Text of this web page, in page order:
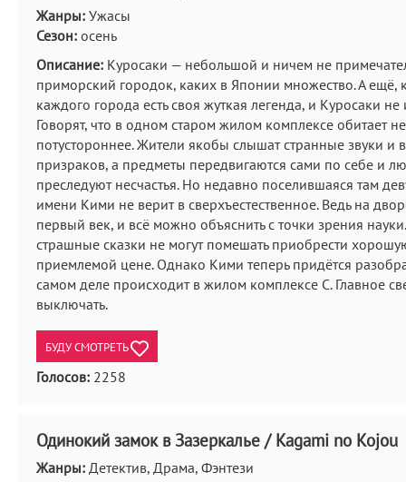
Жанры: Ужасы
Сезон: осень
Описание: Куросаки — небольшой и ничем не
приморский городок, каких в Японии множество. А ещё,
каждого города есть своя жуткая легенда, и Куросаки
Говорят, что в одном старом жилом комплексе обитает
потустороннее. Жители якобы слышат странные звуки и
призраков, а предметы передвигаются сами по себе и
преследуют несчастья. Но недавно поселившаяся там
имени Кими не верит в сверхъестественное. Ведь на
первый век, и всё можно объяснить с точки зрения
страшные сказки не могут помешать приобрести
приемлемой цене. Однако Кими теперь придётся
самом деле происходит в жилом комплексе С. Главное
выключать.
БУДУ СМОТРЕТЬ
Голосов: 2258
Одинокий замок в Зазеркалье / Kagami no Kojou
Жанры: Детектив, Драма, Фэнтези